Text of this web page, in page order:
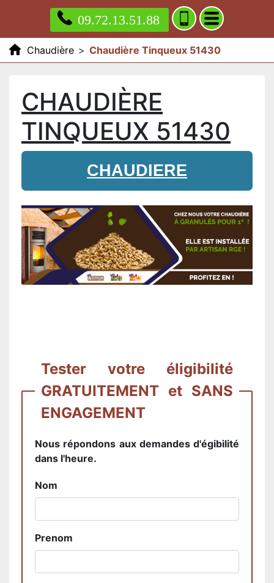
09.72.13.51.88
Chaudière > Chaudière Tinqueux 51430
CHAUDIÈRE
TINQUEUX 51430
CHAUDIERE
Tester votre éligibilité
GRATUITEMENT et SANS
ENGAGEMENT
Nous répondons aux demandes d'égibilité
dans l'heure.
Nom
Prenom